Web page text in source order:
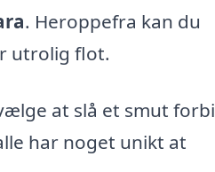
. Heroppefra kan du
utrolig flot.
at slå et smut forbi
har noget unikt at